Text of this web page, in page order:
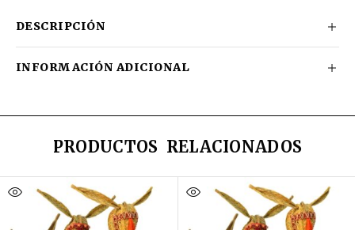
DESCRIPCIÓN
INFORMACIÓN ADICIONAL
PRODUCTOS RELACIONADOS